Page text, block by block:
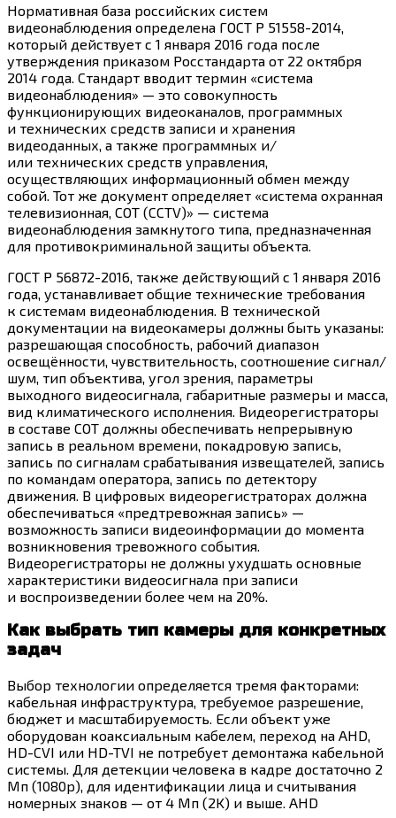
Нормативная база российских систем
видеонаблюдения определена ГОСТ Р 51558-2014,
который действует с 1 января 2016 года после
утверждения приказом Росстандарта от 22 октября
2014 года. Стандарт вводит термин «система
видеонаблюдения» — это совокупность
функционирующих видеоканалов, программных
и технических средств записи и хранения
видеоданных, а также программных и/
или технических средств управления,
осуществляющих информационный обмен между
собой. Тот же документ определяет «система охранная
телевизионная, СОТ (CCTV)» — система
видеонаблюдения замкнутого типа, предназначенная
для противокриминальной защиты объекта.
ГОСТ Р 56872-2016, также действующий с 1 января 2016
года, устанавливает общие технические требования
к системам видеонаблюдения. В технической
документации на видеокамеры должны быть указаны:
разрешающая способность, рабочий диапазон
освещённости, чувствительность, соотношение сигнал/
шум, тип объектива, угол зрения, параметры
выходного видеосигнала, габаритные размеры и масса,
вид климатического исполнения. Видеорегистраторы
в составе СОТ должны обеспечивать непрерывную
запись в реальном времени, покадровую запись,
запись по сигналам срабатывания извещателей, запись
по командам оператора, запись по детектору
движения. В цифровых видеорегистраторах должна
обеспечиваться «предтревожная запись» —
возможность записи видеоинформации до момента
возникновения тревожного события.
Видеорегистраторы не должны ухудшать основные
характеристики видеосигнала при записи
и воспроизведении более чем на 20%.
Как выбрать тип камеры для конкретных
задач
Выбор технологии определяется тремя факторами:
кабельная инфраструктура, требуемое разрешение,
бюджет и масштабируемость. Если объект уже
оборудован коаксиальным кабелем, переход на AHD,
HD-CVI или HD-TVI не потребует демонтажа кабельной
системы. Для детекции человека в кадре достаточно 2
Мп (1080p), для идентификации лица и считывания
номерных знаков — от 4 Мп (2K) и выше. AHD